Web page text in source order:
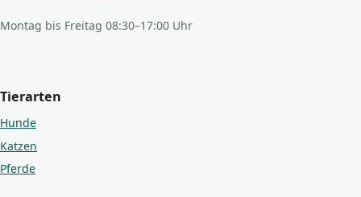
Montag bis Freitag 08:30–17:00 Uhr
Tierarten
Hunde
Katzen
Pferde